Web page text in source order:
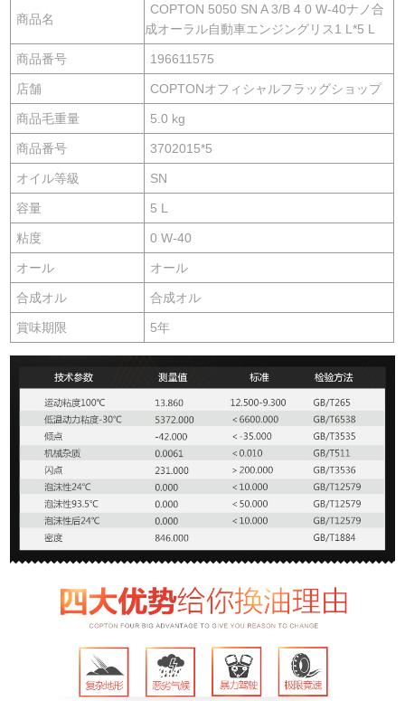
商品名
COPTON 5050 SN A 3/B 4 0 W-40ナノ合
成オーラル自動車エンジングリス1 L*5 L
商品番号 196611575
店舗 COPTONオフィシャルフラッグショップ
商品毛重量 5.0 kg
商品番号 3702015*5
オイル等級 SN
容量 5 L
粘度 0 W-40
オール オール
合成オル 合成オル
賞味期限 5年